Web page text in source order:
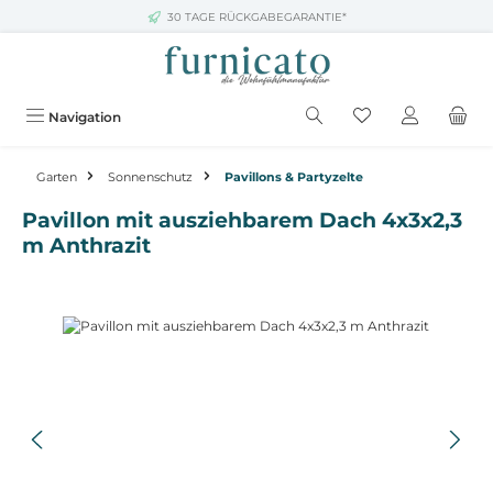
Zum Hauptinhalt springen30 TAGE RÜCKGABEGARANTIE*
Navigation
Garten Sonnenschutz Pavillons & Partyzelte
Pavillon mit ausziehbarem Dach 4x3x2,3
m Anthrazit
Bildergalerie überspringen